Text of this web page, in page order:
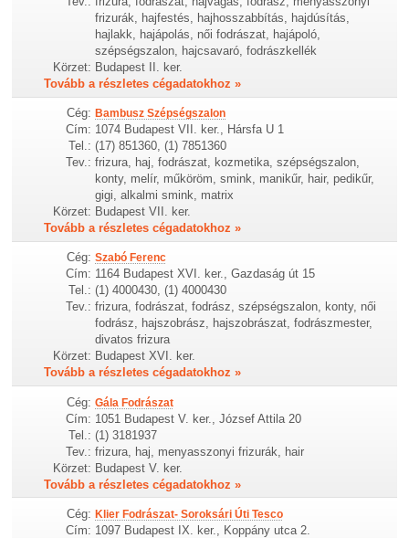
frizurák, hajfestés, hajhosszabbítás, hajdúsítás,
hajlakk, hajápolás, női fodrászat, hajápoló,
szépségszalon, hajcsavaró, fodrászkellék
Körzet: Budapest II. ker.
Tovább a részletes cégadatokhoz »
Cég: Bambusz Szépségszalon
Cím: 1074 Budapest VII. ker., Hársfa U 1
Tel.: (17) 851360, (1) 7851360
Tev.: frizura, haj, fodrászat, kozmetika, szépségszalon,
konty, melír, műköröm, smink, manikűr, hair, pedikűr,
gigi, alkalmi smink, matrix
Körzet: Budapest VII. ker.
Tovább a részletes cégadatokhoz »
Cég: Szabó Ferenc
Cím: 1164 Budapest XVI. ker., Gazdaság út 15
Tel.: (1) 4000430, (1) 4000430
Tev.: frizura, fodrászat, fodrász, szépségszalon, konty, női
fodrász, hajszobrász, hajszobrászat, fodrászmester,
divatos frizura
Körzet: Budapest XVI. ker.
Tovább a részletes cégadatokhoz »
Cég: Gála Fodrászat
Cím: 1051 Budapest V. ker., József Attila 20
Tel.: (1) 3181937
Tev.: frizura, haj, menyasszonyi frizurák, hair
Körzet: Budapest V. ker.
Tovább a részletes cégadatokhoz »
Cég: Klier Fodrászat- Soroksári Úti Tesco
Cím: 1097 Budapest IX. ker., Koppány utca 2.